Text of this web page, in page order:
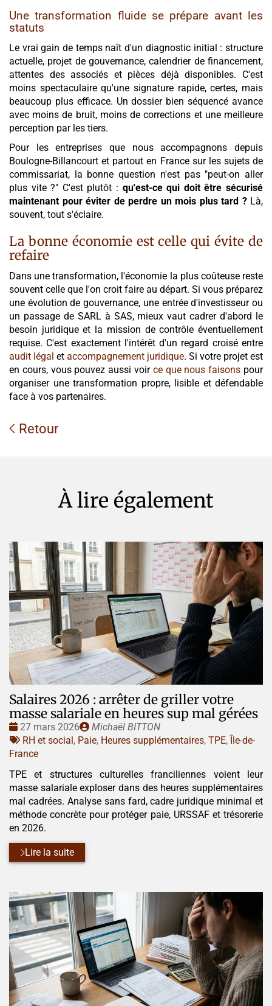
Une transformation fluide se prépare avant les
statuts
Le vrai gain de temps naît d'un diagnostic initial : structure
actuelle, projet de gouvernance, calendrier de financement,
attentes des associés et pièces déjà disponibles. C'est
moins spectaculaire qu'une signature rapide, certes, mais
beaucoup plus efficace. Un dossier bien séquencé avance
avec moins de bruit, moins de corrections et une meilleure
perception par les tiers.
Pour les entreprises que nous accompagnons depuis
Boulogne-Billancourt et partout en France sur les sujets de
commissariat, la bonne question n'est pas "peut-on aller
plus vite ?" C'est plutôt : qu'est-ce qui doit être sécurisé
maintenant pour éviter de perdre un mois plus tard ?Là,
souvent, tout s'éclaire.
La bonne économie est celle qui évite de
refaire
Dans une transformation, l'économie la plus coûteuse reste
souvent celle que l'on croit faire au départ. Si vous préparez
une évolution de gouvernance, une entrée d'investisseur ou
un passage de SARL à SAS, mieux vaut cadrer d'abord le
besoin juridique et la mission de contrôle éventuellement
requise. C'est exactement l'intérêt d'un regard croisé entre
audit légal et accompagnement juridique. Si votre projet est
en cours, vous pouvez aussi voir ce que nous faisons pour
organiser une transformation propre, lisible et défendable
face à vos partenaires.
Retour
À lire également
Salaires 2026 : arrêter de griller votre
masse salariale en heures sup mal gérées
Date
:
27 mars 2026
Publié
par
Michaël BITTON
Tags
:
RH et social, Paie, Heures supplémentaires, TPE, Île-de-
France
TPE et structures culturelles franciliennes voient leur
masse salariale exploser dans des heures supplémentaires
mal cadrées. Analyse sans fard, cadre juridique minimal et
méthode concrète pour protéger paie, URSSAF et trésorerie
en 2026.
Lire la suite